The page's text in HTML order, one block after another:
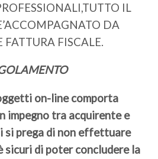
IL
DA
FATTURA FISCALE.
on-line comporta
impegno tra acquirente e
si prega di non effettuare
sicuri di poter concludere la